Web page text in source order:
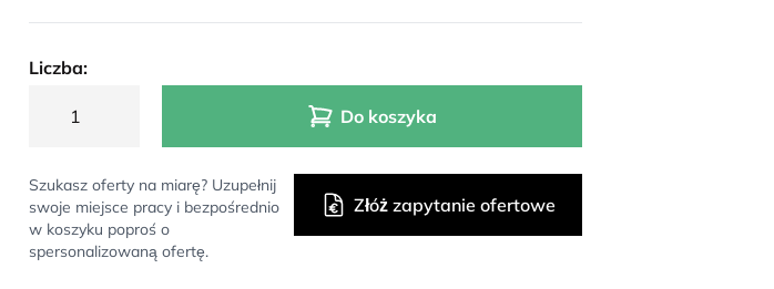
Liczba:
Do koszyka
Szukasz oferty na miarę? Uzupełnij
swoje miejsce pracy i bezpośrednio
w koszyku poproś o
spersonalizowaną ofertę.
Złóż zapytanie ofertowe